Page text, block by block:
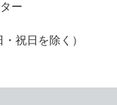
ー
祝日を除く）